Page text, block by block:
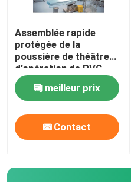
Panneaux "sandwich" de
douche d'air d'acier
Boîte de passage
Unité de filtre de
Assemblée rapide
protégée de la
poussière de théâtre
d'opération de PVC
Digital avec la porte
coulissante
automatique
meilleur prix
Contact